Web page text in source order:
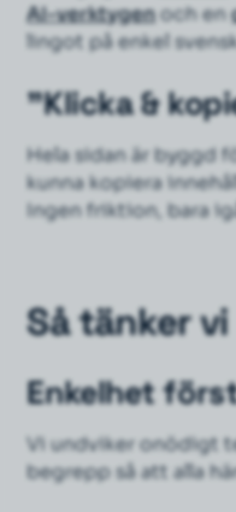
AI-verktygenoch en
lingot på enkel
"Klicka &
Hela sidan är byggd
kunna kopiera
Ingen friktion, bara
Så tänker vi
Enkelhet
Vi undviker onödigt
begrepp så att alla